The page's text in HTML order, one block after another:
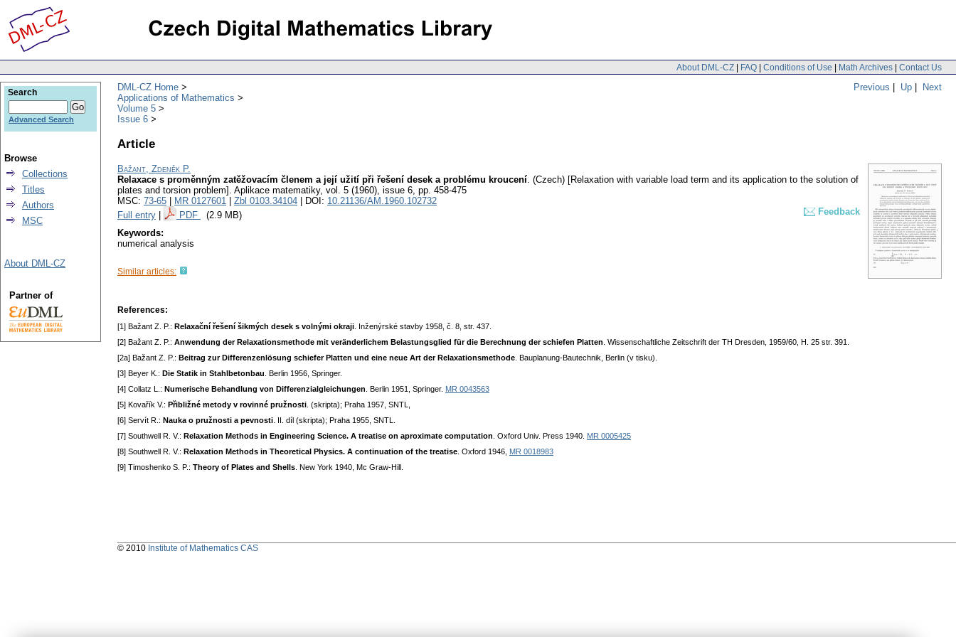
About DML-CZ | FAQ | Conditions of Use | Math Archives | Contact Us
Previous | Up | Next
DML-CZ Home
Applications of Mathematics
Volume 5
Issue 6
Article
Bažant, Zdeněk P.
Relaxace s proměnným zatěžovacím členem a její užití při řešení desek a problému kroucení. (Czech) [Relaxation with variable load term and its application to the solution of
plates and torsion problem]. Aplikace matematiky, vol. 5 (1960), issue 6, pp. 458-475
MSC: 73-65 MR 0127601 Zbl 0103.34104 | DOI: 10.21136/AM.1960.102732
Full entry
PDF (2.9 MB)
Feedback
Keywords:
numerical analysis
Similar articles:
References:
[1] Bažant Z. P.: Relaxační řešení šikmých desek s volnými okraji . Inženýrské stavby 1958, č. 8, str. 437.
[2] Bažant Z. P.: Anwendung der Relaxationsmethode mit veränderlichem Belastungsglied für die Berechnung der schiefen Platten . Wissenschaftliche Zeitschrift der TH Dresden, 1959/60, H. 25 str. 391.
[2a] Bažant Z. P.: Beitrag zur Differenzenlösung schiefer Platten und eine neue Art der Relaxationsmethode . Bauplanung-Bautechnik, Berlin (v tisku).
[3] Beyer K.: Die Statik in Stahlbetonbau . Berlin 1956, Springer.
[4] Collatz L.: Numerische Behandlung von Differenzialgleichungen . Berlin 1951, Springer. MR 0043563
[5] Kovařík V.: Přibližné metody v rovinné pružnosti . (skripta); Praha 1957, SNTL,
[6] Servít R.: Nauka o pružnosti a pevnosti . II. díl (skripta); Praha 1955, SNTL.
[7] Southwell R. V.: Relaxation Methods in Engineering Science. A treatise on aproximate computation . Oxford Univ. Press 1940. MR 0005425
[8] Southwell R. V.: Relaxation Methods in Theoretical Physics. A continuation of the treatise . Oxford 1946, MR 0018983
[9] Timoshenko S. P.: Theory of Plates and Shells . New York 1940, Mc Graw-Hill.
Search
Advanced Search
Browse
Collections
Titles
Authors
MSC
About DML-CZ
Partner of
© 2010 Institute of Mathematics CAS